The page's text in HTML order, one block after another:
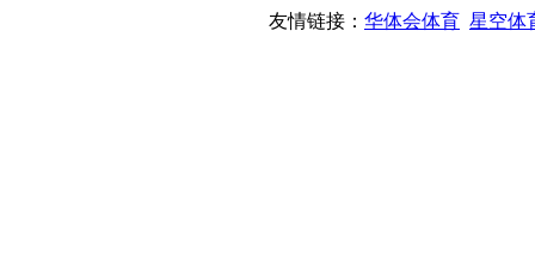
友情链接： 华体会体育 星空体